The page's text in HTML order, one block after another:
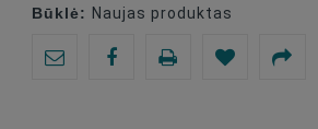
Būklė: Naujas produktas